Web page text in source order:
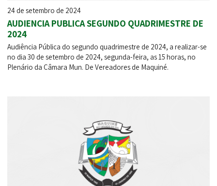
24 de setembro de 2024
AUDIENCIA PUBLICA SEGUNDO QUADRIMESTRE DE
2024
Audiência Pública do segundo quadrimestre de 2024, a realizar-se
no dia 30 de setembro de 2024, segunda-feira, as 15 horas, no
Plenário da Câmara Mun. De Vereadores de Maquiné.